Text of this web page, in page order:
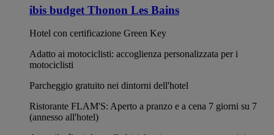
ibis budget Thonon Les Bains
Hotel con certificazione Green Key
Adatto ai motociclisti: accoglienza personalizzata per i
motociclisti
Parcheggio gratuito nei dintorni dell'hotel
Ristorante FLAM'S: Aperto a pranzo e a cena 7 giorni su 7
(annesso all'hotel)